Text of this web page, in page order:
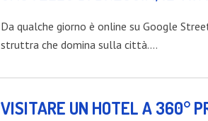
Da qualche giorno è online su Google
struttra che domina sulla città.…
VISITARE UN HOTEL A 360°